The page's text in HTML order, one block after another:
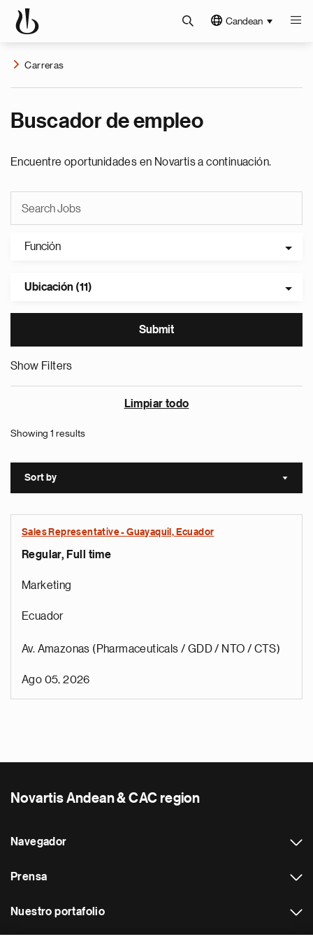
Candean
Carreras
Buscador de empleo
Encuentre oportunidades en Novartis a continuación.
Función
Ubicación (11)
Show Filters
Limpiar todo
Showing 1 results
Sort by Sort
Sales Representative - Guayaquil, Ecuador
Regular, Full time
Marketing
Ecuador
Av. Amazonas (Pharmaceuticals / GDD / NTO / CTS)
Ago 05, 2026
Novartis Andean & CAC region
Navegador
Prensa
Nuestro portafolio